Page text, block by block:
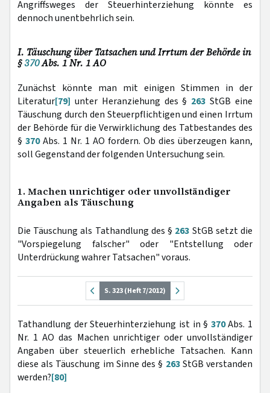
Angriffsweges der Steuerhinterziehung könnte es
dennoch unentbehrlich sein.
I. Täuschung über Tatsachen und Irrtum der Behörde in
§370Abs. 1 Nr. 1 AO
Zunächst könnte man mit einigen Stimmen in der
Literatur[79] unter Heranziehung des § 263 StGB eine
Täuschung durch den Steuerpflichtigen und einen Irrtum
der Behörde für die Verwirklichung des Tatbestandes des
§ 370Abs. 1 Nr. 1 AO fordern. Ob dies überzeugen kann,
soll Gegenstand der folgenden Untersuchung sein.
1. Machen unrichtiger oder unvollständiger
Angaben als Täuschung
Die Täuschung als Tathandlung des § 263 StGB setzt die
"Vorspiegelung falscher" oder "Entstellung oder
Unterdrückung wahrer Tatsachen" voraus.
S. 323 (Heft 7/2012)
Tathandlung der Steuerhinterziehung ist in § 370Abs. 1
Nr. 1 AO das Machen unrichtiger oder unvollständiger
Angaben über steuerlich erhebliche Tatsachen. Kann
diese als Täuschung im Sinne des § 263StGB verstanden
werden?[80]